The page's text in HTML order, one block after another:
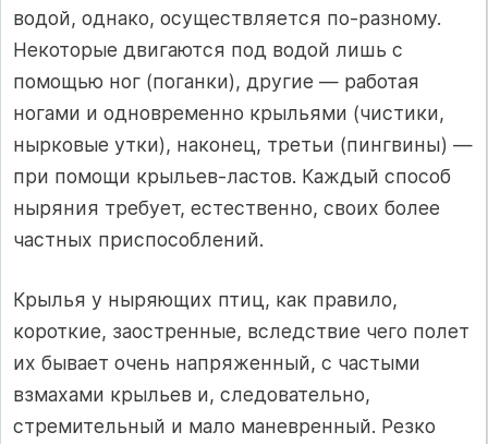
водой, однако, осуществляется по-разному.
Некоторые двигаются под водой лишь с
помощью ног (поганки), другие — работая
ногами и одновременно крыльями (чистики,
нырковые утки), наконец, третьи (пингвины) —
при помощи крыльев-ластов. Каждый способ
ныряния требует, естественно, своих более
частных приспособлений.
Крылья у ныряющих птиц, как правило,
короткие, заостренные, вследствие чего полет
их бывает очень напряженный, с частыми
взмахами крыльев и, следовательно,
стремительный и мало маневренный. Резко